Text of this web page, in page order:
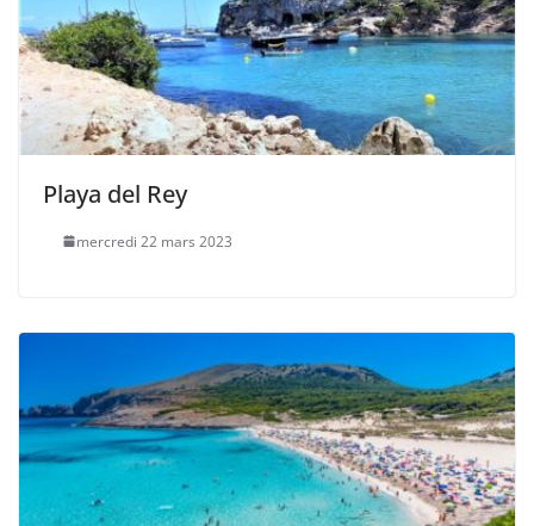
Playa del Rey
mercredi 22 mars 2023